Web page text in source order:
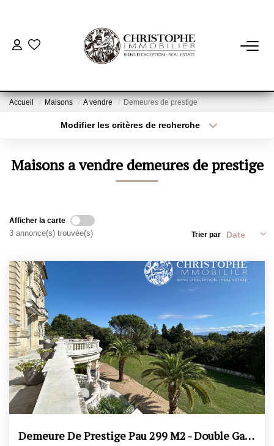
ACHETER
BIENS VENDUS
NOTRE AGENCE
Nos Actualités
ESTIMATION
Accueil Maisons A vendre Demeures de prestige
Modifier les critères de recherche
Maisons a vendre demeures de prestige
Afficher la carte
3 annonce(s) trouvée(s) Trier par
Demeure De Prestige Pau 299 M2 - Double Garage - 3 Caves -...